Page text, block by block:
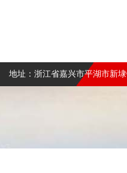
地址：浙江省嘉兴市平湖市新